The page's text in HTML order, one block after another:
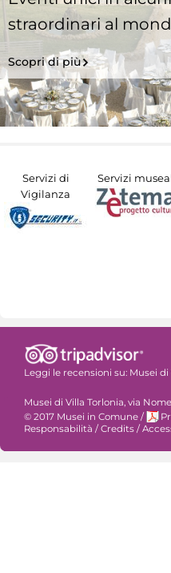
straordinari al
Scopri di più
Servizi di
Vigilanza
Servizi
Leggi le recensioni su: Musei di
Musei di Villa Torlonia, via
© 2017 Musei in Comune /
Responsabilità /Credits /